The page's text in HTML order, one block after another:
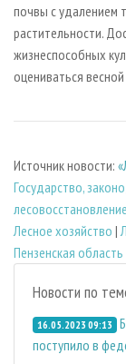
почвы с удалением
растительности.
жизнеспособных
оцениваться
Источник новости:
Государство,
лесовосстановление
Лесное хозяйство |
Пензенская область
Новости по
16.05.2023 09:13
поступило в